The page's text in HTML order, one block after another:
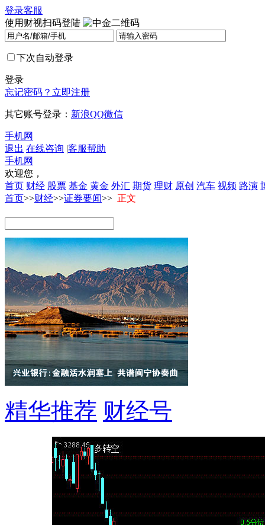
登录客服
使用财视扫码登陆
下次自动登录
登录
忘记密码？ 立即注册
其它账号登录： 新浪QQ微信
手机网
退出 在线咨询 |客服帮助
手机网
欢迎您，
首页 财经 股票 基金 黄金 外汇 期货 理财 原创 汽车 视频 路演
首页>>财经>>证券要闻>> 正文
精华推荐 财经号